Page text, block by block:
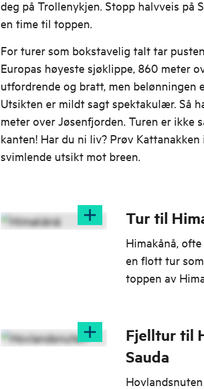
deg på Trollenykjen. Stopp halvveis på
en time til toppen.
For turer som bokstavelig talt tar
Europas høyeste sjøklippe, 860 meter
utfordrende og bratt, men belønningen
Utsikten er mildt sagt spektakulær. Så
meter over Jøsenfjorden. Turen er ikke
kanten! Har du ni liv? Prøv
svimlende utsikt mot breen.
Tur til
Himakånå,
en flott tur
toppen av
Fjelltur til
Sauda